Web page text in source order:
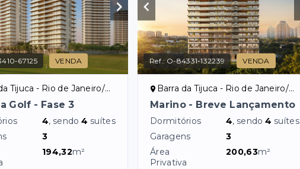
67125 VENDA
Tijuca - Rio de Janeiro/RJ
Golf - Fase 3
4, sendo4 suítes
3
194,32m²
Ref.: O-84331-132239 VENDA
Barra da Tijuca - Rio de Janeiro/RJ
Marino - Breve Lançamento
Dormitórios 4, sendo4 suítes
Garagens
3
Área
Privativa
200,63m²